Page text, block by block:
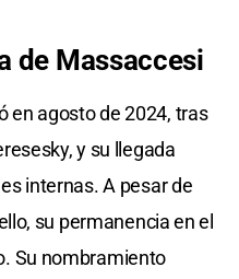
de Massaccesi
en agosto de 2024, tras
y su llegada
internas. A pesar de
su permanencia en el
Su nombramiento